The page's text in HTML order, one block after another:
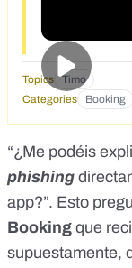
Topics Timo
Categories
Booking
“¿Me podéis
phishing
app?”. Esto
Booking que
supuestamente,